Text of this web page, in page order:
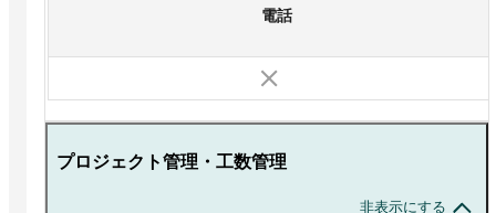
電話
プロジェクト管理・工数管理
非表示にする